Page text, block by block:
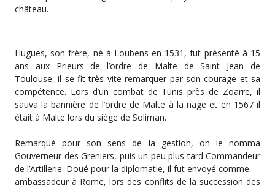
château.
Hugues, son frère, né à Loubens en 1531, fut présenté à 15
ans aux Prieurs de l’ordre de Malte de Saint Jean de
Toulouse, il se fit très vite remarquer par son courage et sa
compétence. Lors d’un combat de Tunis près de Zoarre, il
sauva la bannière de l’ordre de Malte à la nage et en 1567 il
était à Malte lors du siège de Soliman.
Remarqué pour son sens de la gestion, on le nomma
Gouverneur des Greniers, puis un peu plus tard Commandeur
de l’Artillerie. Doué pour la diplomatie, il fut envoyé comme
ambassadeur à Rome, lors des conflits de la succession des